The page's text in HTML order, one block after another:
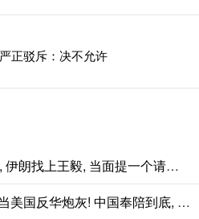
正驳斥：决不允许
金御优配 美军连炸13夜, 伊朗找上王毅, 当面提一个请求, 特朗普为中俄说话
牛客栈策略 菲律宾甘心当美国反华炮灰! 中国奉陪到底, 看谁先扛不住!